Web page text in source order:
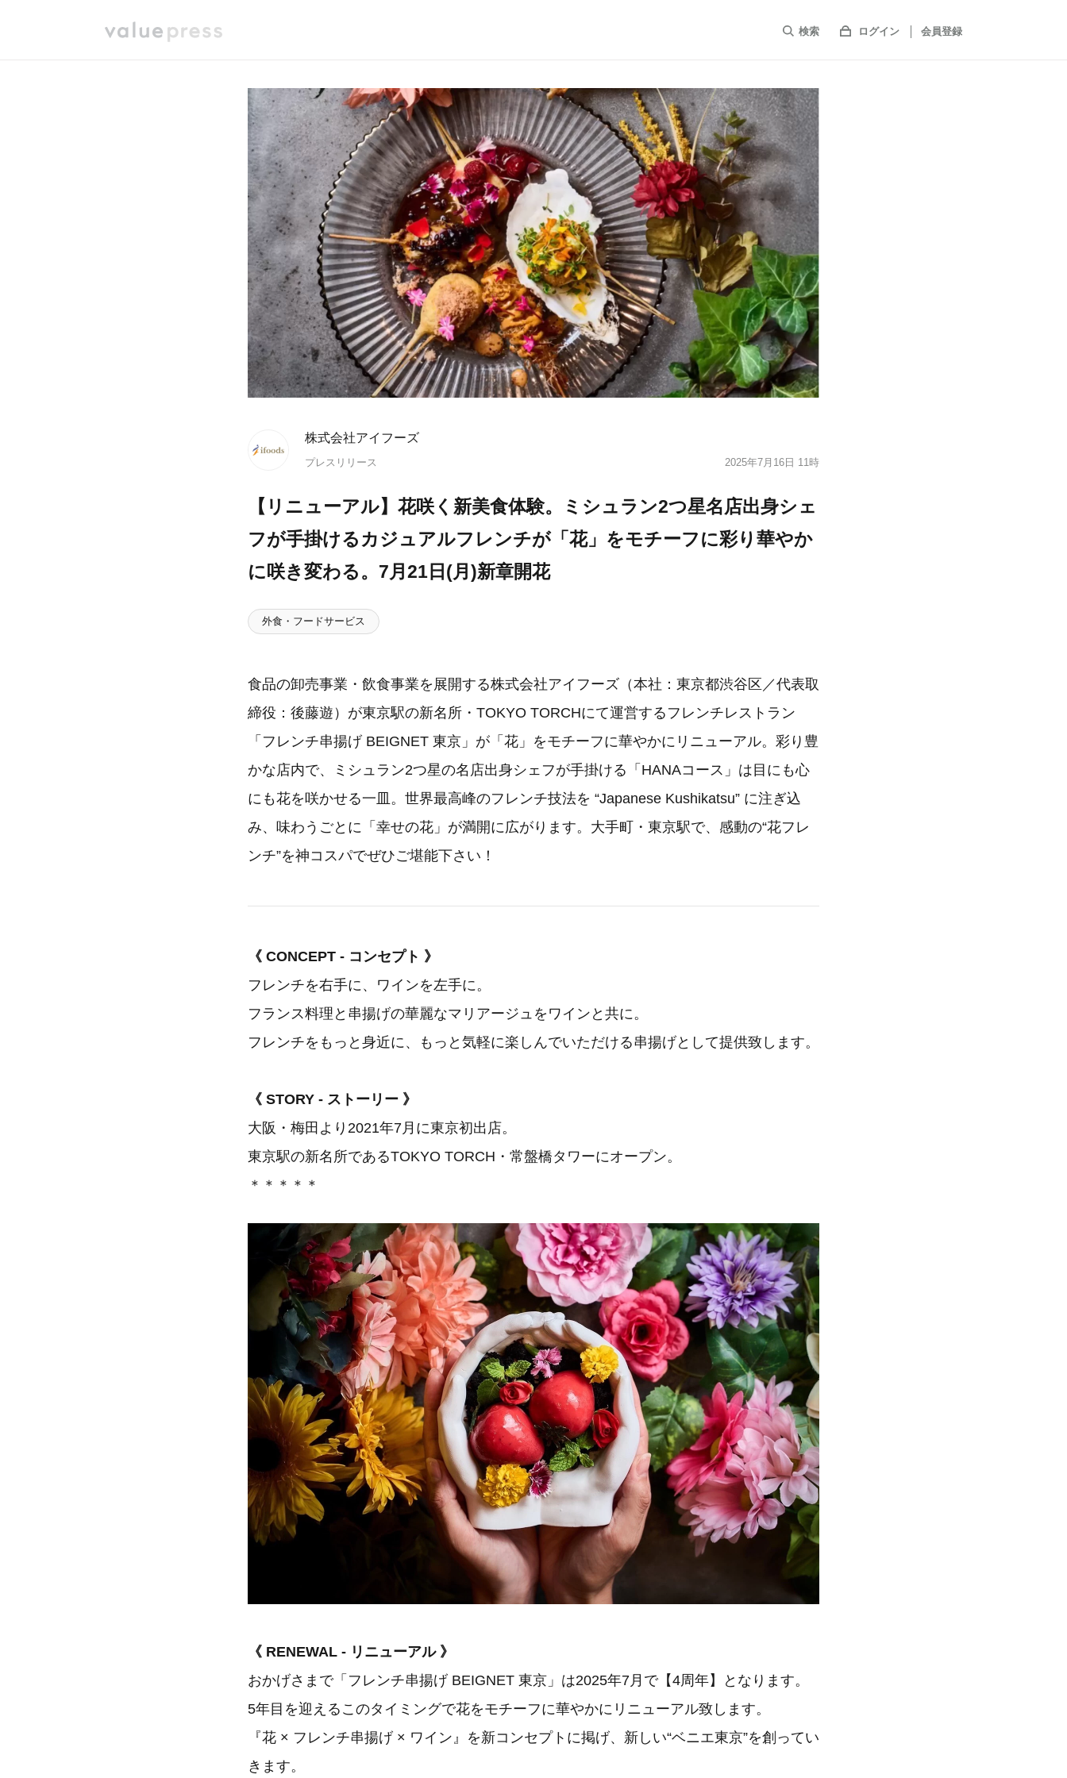
検索 ログイン 会員登録
株式会社アイフーズ
プレスリリース 2025年7月16日 11時
【リニューアル】花咲く新美食体験。ミシュラン2つ星名店出身シェ
フが手掛けるカジュアルフレンチが「花」をモチーフに彩り華やか
に咲き変わる。7月21日(月)新章開花
外食・フードサービス
食品の卸売事業・飲食事業を展開する株式会社アイフーズ（本社：東京都渋谷区／代表取
締役：後藤遊）が東京駅の新名所・TOKYO TORCHにて運営するフレンチレストラン
「フレンチ串揚げ BEIGNET 東京」が「花」をモチーフに華やかにリニューアル。彩り豊
かな店内で、ミシュラン2つ星の名店出身シェフが手掛ける「HANAコース」は目にも心
にも花を咲かせる一皿。世界最高峰のフレンチ技法を “Japanese Kushikatsu” に注ぎ込
み、味わうごとに「幸せの花」が満開に広がります。大手町・東京駅で、感動の“花フレ
ンチ”を神コスパでぜひご堪能下さい！
《 CONCEPT - コンセプト 》
フレンチを右手に、ワインを左手に。
フランス料理と串揚げの華麗なマリアージュをワインと共に。
フレンチをもっと身近に、もっと気軽に楽しんでいただける串揚げとして提供致します。
《 STORY - ストーリー 》
大阪・梅田より2021年7月に東京初出店。
東京駅の新名所であるTOKYO TORCH・常盤橋タワーにオープン。
＊＊＊＊＊
《 RENEWAL - リニューアル 》
おかげさまで「フレンチ串揚げ BEIGNET 東京」は2025年7月で【4周年】となります。
5年目を迎えるこのタイミングで花をモチーフに華やかにリニューアル致します。
『花 × フレンチ串揚げ × ワイン』を新コンセプトに掲げ、新しい“ベニエ東京”を創ってい
きます。